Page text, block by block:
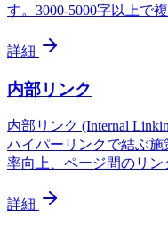
す。3000-5000字以上で
詳細
内部リンク
内部リンク (Internal
ハイパーリンクで結ぶ
率向上、ページ間のリン
詳細